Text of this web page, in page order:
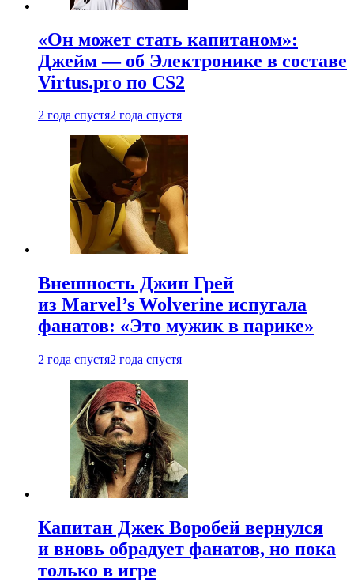
«Он может стать капитаном»:
Джейм — об Электронике в составе
Virtus.pro по CS2
2 года спустя2 года спустя
Внешность Джин Грей
из Marvel’s Wolverine испугала
фанатов: «Это мужик в парике»
2 года спустя2 года спустя
Капитан Джек Воробей вернулся
и вновь обрадует фанатов, но пока
только в игре